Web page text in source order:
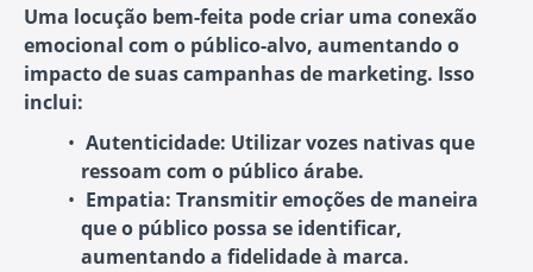
Uma locução bem-feita pode criar uma conexão
emocional com o público-alvo, aumentando o
impacto de suas campanhas de marketing. Isso
inclui:
Autenticidade: Utilizar vozes nativas que
ressoam com o público árabe.
Empatia: Transmitir emoções de maneira
que o público possa se identificar,
aumentando a fidelidade à marca.